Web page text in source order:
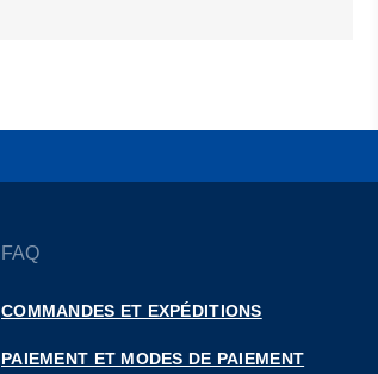
FAQ
COMMANDES ET EXPÉDITIONS
PAIEMENT ET MODES DE PAIEMENT